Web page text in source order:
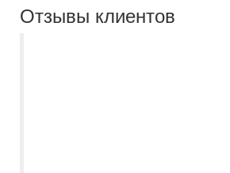
Отзывы клиентов